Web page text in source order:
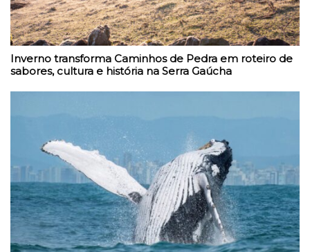
Inverno transforma Caminhos de Pedra em roteiro de
sabores, cultura e história na Serra Gaúcha